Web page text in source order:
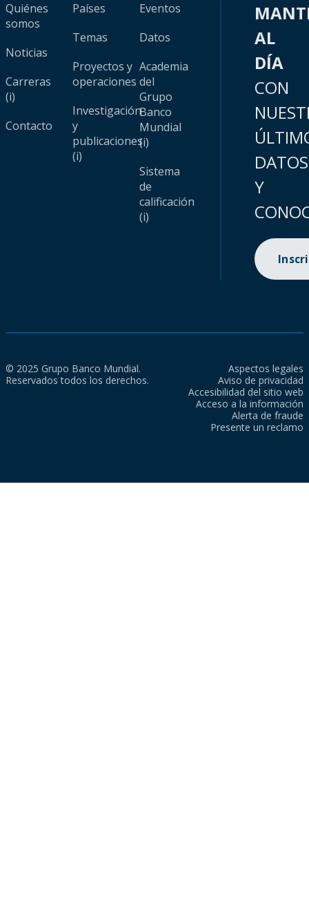
Quiénes
somos
Noticias
Carreras
(i)
Contacto
Países
Temas
Proyectos y
operaciones
Investigación
y
publicaciones
(i)
Eventos
Datos
Academia
del
Grupo
Banco
Mundial
(i)
Sistema
de
calificación
(i)
AL
DÍA
CON
DATOS
Y
© 2025 Grupo Banco Mundial.
Reservados todos los derechos.
Aspectos legales
Aviso de privacidad
Accesibilidad del sitio web
Acceso a la información
Alerta de fraude
Presente un reclamo